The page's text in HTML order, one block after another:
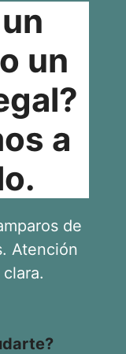
un
a
de
Atención